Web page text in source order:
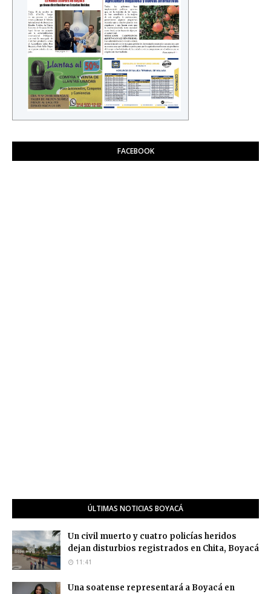
FACEBOOK
ÚLTIMAS NOTICIAS BOYACÁ
Un civil muerto y cuatro policías heridos
dejan disturbios registrados en Chita, Boyacá
11:41
Una soatense representará a Boyacá en